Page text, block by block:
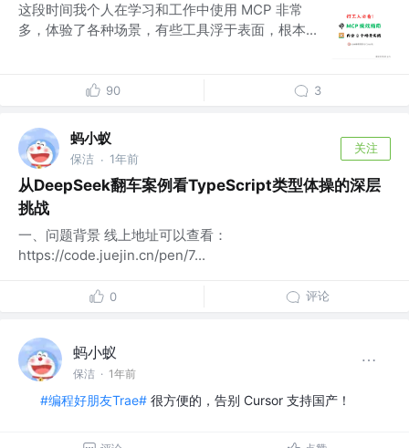
这段时间我个人在学习和工作中使用 MCP 非常
多，体验了各种场景，有些工具浮于表面，根本...
90 3
蚂小蚁
保洁 · 1年前
关注
从DeepSeek翻车案例看TypeScript类型体操的深层
挑战
一、问题背景 线上地址可以查看：
https://code.juejin.cn/pen/7...
0 评论
蚂小蚁
保洁 · 1年前
#编程好朋友Trae# 很方便的，告别 Cursor 支持国产！